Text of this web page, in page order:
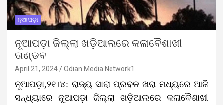
ନୂଆପଡ଼ା
ନୂଆପଡ଼ା ଜିଲ୍ଲା ଖଡ଼ିଆଲରେ କଳାବୈଶାଖୀ
ତାଣ୍ଡବ
April 21, 2024 Odian Media Network1
ନୂଆପଡ଼ା,୨୧।୪: ରାଜ୍ୟ ସାରା ପ୍ରବଳ ଖରା ମଧ୍ୟରେ ଆଜି
ସନ୍ଧ୍ୟାରେ ନୂଆପଡ଼ା ଜିଲ୍ଲା ଖଡ଼ିଆଲରେ କଳାବୈଶାଖୀ